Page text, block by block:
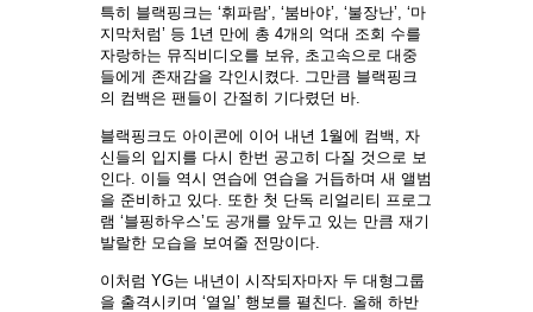
특히 블랙핑크는 ‘휘파람’, ‘붐바야’, ‘불장난’, ‘마
지막처럼’ 등 1년 만에 총 4개의 억대 조회 수를
자랑하는 뮤직비디오를 보유, 초고속으로 대중
들에게 존재감을 각인시켰다. 그만큼 블랙핑크
의 컴백은 팬들이 간절히 기다렸던 바.
블랙핑크도 아이콘에 이어 내년 1월에 컴백, 자
신들의 입지를 다시 한번 공고히 다질 것으로 보
인다. 이들 역시 연습에 연습을 거듭하며 새 앨범
을 준비하고 있다. 또한 첫 단독 리얼리티 프로그
램 ‘블핑하우스’도 공개를 앞두고 있는 만큼 재기
발랄한 모습을 보여줄 전망이다.
이처럼 YG는 내년이 시작되자마자 두 대형그룹
을 출격시키며 ‘열일’ 행보를 펼친다. 올해 하반